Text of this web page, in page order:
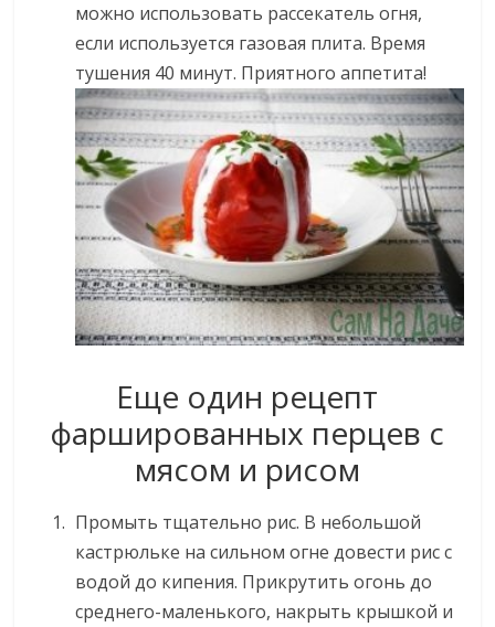
можно использовать рассекатель огня,
если используется газовая плита. Время
тушения 40 минут. Приятного аппетита!
Еще один рецепт
фаршированных перцев с
мясом и рисом
Промыть тщательно рис. В небольшой
кастрюльке на сильном огне довести рис с
водой до кипения. Прикрутить огонь до
среднего-маленького, накрыть крышкой и